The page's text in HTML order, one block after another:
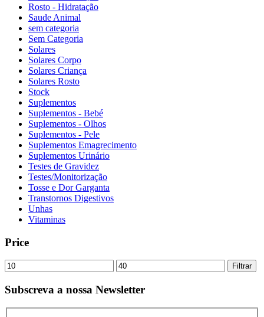
Rosto - Hidratação
Saude Animal
sem categoria
Sem Categoria
Solares
Solares Corpo
Solares Criança
Solares Rosto
Stock
Suplementos
Suplementos - Bebé
Suplementos - Olhos
Suplementos - Pele
Suplementos Emagrecimento
Suplementos Urinário
Testes de Gravidez
Testes/Monitorização
Tosse e Dor Garganta
Transtornos Digestivos
Unhas
Vitaminas
Price
Preço
mínimo
Preço
máximo
Filtrar
Subscreva a nossa Newsletter